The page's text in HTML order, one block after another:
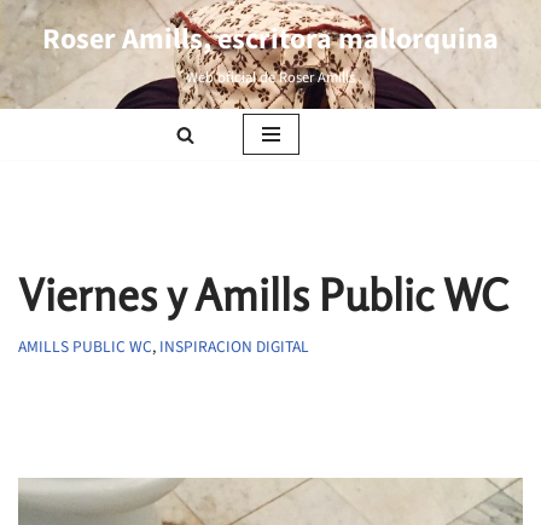
Saltar
Roser Amills, escritora mallorquina
Web oficial de Roser Amills
Viernes y Amills Public WC
AMILLS PUBLIC WC, INSPIRACION DIGITAL